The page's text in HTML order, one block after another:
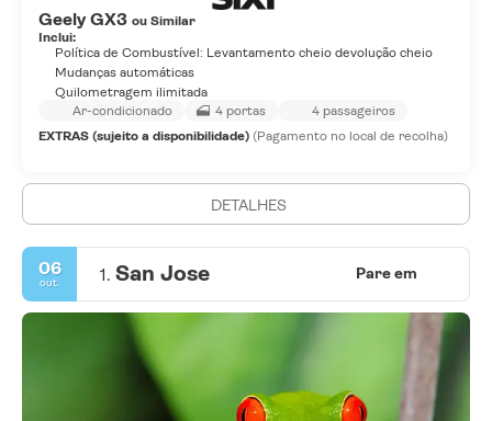
Geely GX3 ou Similar
Inclui:
Política de Combustível: Levantamento cheio devolução cheio
Mudanças automáticas
Quilometragem ilimitada
Ar-condicionado
4 portas
4 passageiros
EXTRAS (sujeito a disponibilidade) (Pagamento no local de recolha)
DETALHES
06
out. 1. San Jose Pare em